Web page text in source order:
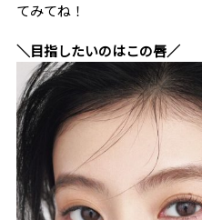
てみてね！
＼目指したいのはこの唇／